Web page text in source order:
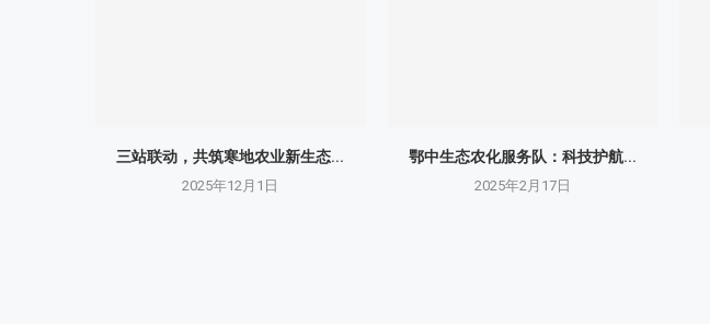
三站联动，共筑寒地农业新生态...
2025年12月1日
鄂中生态农化服务队：科技护航...
2025年2月17日